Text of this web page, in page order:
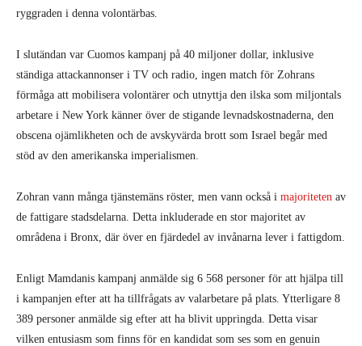
ryggraden i denna volontärbas.
I slutändan var Cuomos kampanj på 40 miljoner dollar, inklusive
ständiga attackannonser i TV och radio, ingen match för Zohrans
förmåga att mobilisera volontärer och utnyttja den ilska som miljontals
arbetare i New York känner över de stigande levnadskostnaderna, den
obscena ojämlikheten och de avskyvärda brott som Israel begår med
stöd av den amerikanska imperialismen.
Zohran vann många tjänstemäns röster, men vann också i majoriteten av
de fattigare stadsdelarna. Detta inkluderade en stor majoritet av
områdena i Bronx, där över en fjärdedel av invånarna lever i fattigdom.
Enligt Mamdanis kampanj anmälde sig 6 568 personer för att hjälpa till
i kampanjen efter att ha tillfrågats av valarbetare på plats. Ytterligare 8
389 personer anmälde sig efter att ha blivit uppringda. Detta visar
vilken entusiasm som finns för en kandidat som ses som en genuin